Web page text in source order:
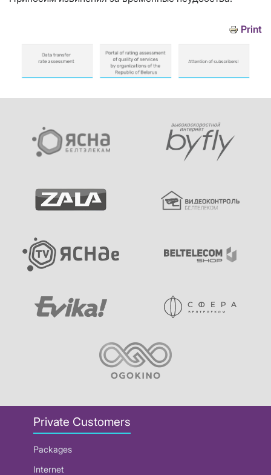
Print
Private Customers
Packages
Internet